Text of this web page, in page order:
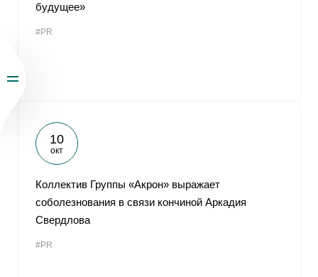
будущее»
#PR
10
окт
Коллектив Группы «Акрон» выражает
соболезнования в связи кончиной Аркадия
Свердлова
#PR